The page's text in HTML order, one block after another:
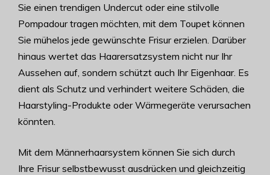
Sie einen trendigen Undercut oder eine stilvolle
Pompadour tragen möchten, mit dem Toupet können
Sie mühelos jede gewünschte Frisur erzielen. Darüber
hinaus wertet das Haarersatzsystem nicht nur Ihr
Aussehen auf, sondern schützt auch Ihr Eigenhaar. Es
dient als Schutz und verhindert weitere Schäden, die
Haarstyling-Produkte oder Wärmegeräte verursachen
könnten.
Mit dem Männerhaarsystem können Sie sich durch
Ihre Frisur selbstbewusst ausdrücken und gleichzeitig